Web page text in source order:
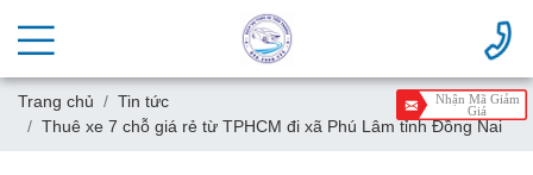
Trang chủ
Tin tức
Thuê xe 7 chỗ giá rẻ từ TPHCM đi xã Phú Lâm tỉnh Đồng Nai
Nhận Mã Giảm
Giá